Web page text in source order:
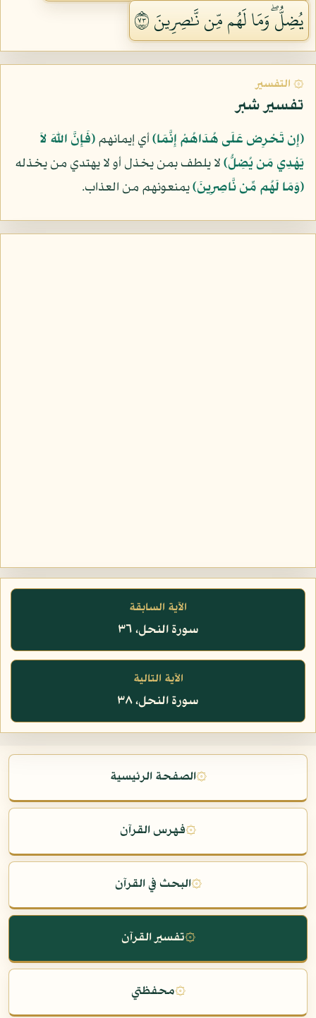
يُضِلُّۖ وَمَا لَهُم مِّن نَّٰصِرِينَ ٣٧
۞ التفسير
تفسير شبر
﴿إِن تَحْرِصْ عَلَى هُدَاهُمْ إِنَّمَا﴾أي إيمانهم﴿فَإِنَّ اللّهَ لاَ
يَهْدِي مَن يُضِلُّ﴾لا يلطف بمن يخذل أو لا يهتدي من يخذله
﴿وَمَا لَهُم مِّن نَّاصِرِينَ﴾يمنعونهم من العذاب.
الآية السابقة
سورة النحل، ٣٦
الآية التالية
سورة النحل، ٣٨
۞الصفحة الرئيسية
۞فهرس القرآن
۞البحث في القرآن
۞تفسير القرآن
۞محفظتي